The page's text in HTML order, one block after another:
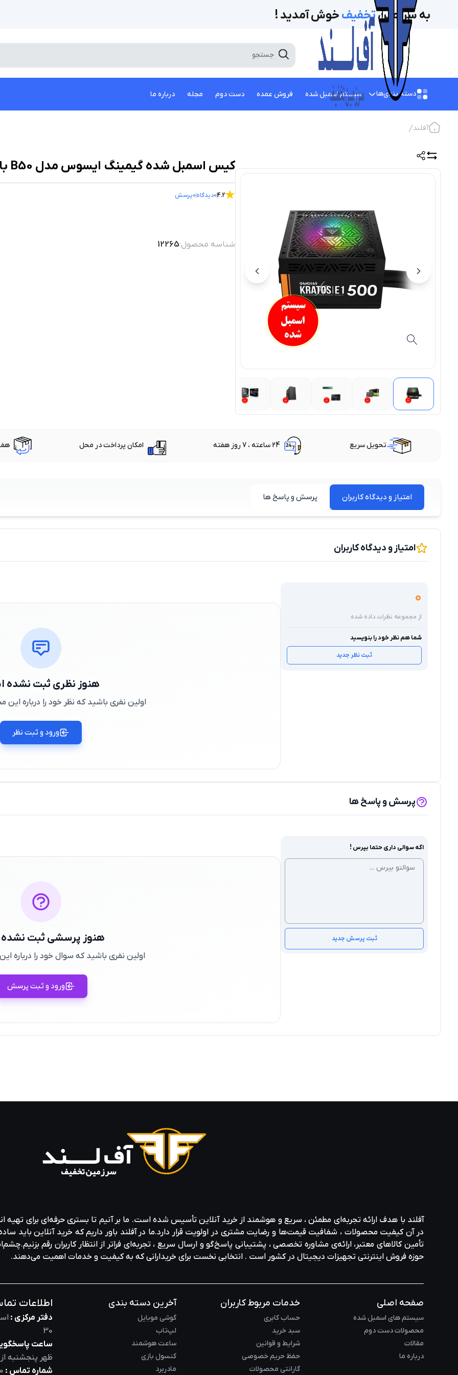
به سرزمینتخفیف‌ خوش آمدید !
دسته بندی‌ها سیستم اسمبل شده فروش عمده دست دوم مجله درباره ما
آفلند
کیس اسمبل شده گیمینگ ایسوس مدل B50 با پلتفرم اینتل و گرافیک 4 گیگ
4.2
0دیدگاه0پرسش
شناسه محصول:12265
تحویل سریع 24 ساعته ، 7 روز هفته امکان پرداخت در محل
امتیاز و دیدگاه کاربران پرسش و پاسخ ها
امتیاز و دیدگاه کاربران
0
از مجموعه نظرات داده شده
شما هم نظر خود را بنویسید
ثبت نظر جدید
هنوز نظری ثبت نشده
اولین نفری باشید که نظر خود را درباره
ورود و ثبت نظر
پرسش و پاسخ ها
اگه سوالی داری حتما بپرس !
ثبت پرسش جدید هنوز پرسشی ثبت
اولین نفری باشید که سوال خود را درباره
ورود و ثبت پرسش
آفلند با هدف ارائه‌ تجربه‌ای مطمئن ، سریع و هوشمند از خرید آنلاین تأسیس شده است. ما بر آنیم تا بستری حرفه‌ای برای تهیه‌
در آن کیفیت محصولات ، شفافیت قیمت‌ها و رضایت مشتری در اولویت قرار دارد.ما در آفلند باور داریم که خرید آنلاین باید
تأمین کالاهای معتبر، ارائه‌ی مشاوره‌ تخصصی ، پشتیبانی پاسخ‌گو و ارسال سریع ، تجربه‌ای فراتر از انتظار کاربران رقم
حوزه‌ فروش اینترنتی تجهیزات دیجیتال در کشور است . انتخابی نخست برای خریدارانی که به کیفیت و خدمات اهمیت می‌دهند.
صفحه اصلی
سیستم های اسمبل شده
محصولات دست دوم
مقالات
درباره ما
خدمات مربوط کاربران
حساب کابری
سبد خرید
شرایط و قوانین
حفظ حریم خصوصی
گارانتی محصولات
آخرین دسته بندی
گوشی موبایل
لپ‌تاب
ساعت هوشمند
کنسول بازی
مادربرد
اطلاعات
دفتر مرکزی :
30
ساعت
ظهر پنجشنبه
شماره تماس :